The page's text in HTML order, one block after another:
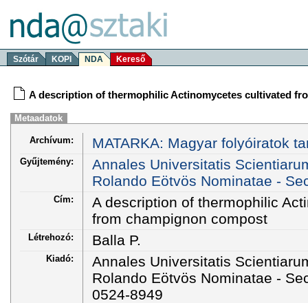
Szótár KOPI NDA Kereső
A description of thermophilic Actinomycetes cultivated
Metaadatok
Archívum: MATARKA: Magyar folyóiratok
Gyűjtemény:
Annales Universitatis
Rolando Eötvös Nominatae -
Cím:
A description of thermophilic
from champignon compost
Létrehozó: Balla P.
Kiadó:
Annales Universitatis
Rolando Eötvös Nominatae -
0524-8949